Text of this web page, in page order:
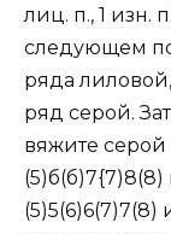
лиц. п., 1 изн.
следующем
ряда
ряд серой.
вяжите
(5)б(б)7{7)8(8)
(5)5(6)6(7)7(8)